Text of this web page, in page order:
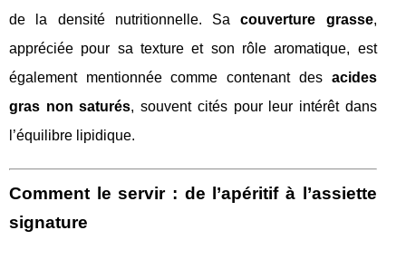
de la densité nutritionnelle. Sacouverture grasse,
appréciée pour sa texture et son rôle aromatique, est
également mentionnée comme contenant des acides
gras non saturés, souvent cités pour leur intérêt dans
l’équilibre lipidique.
Comment le servir : de l’apéritif à l’assiette
signature